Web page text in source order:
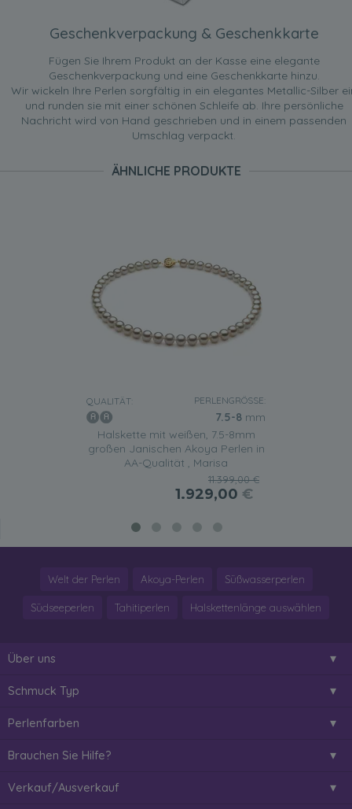
Geschenkverpackung & Geschenkkarte
Fügen Sie Ihrem Produkt an der Kasse eine elegante
Geschenkverpackung und eine Geschenkkarte hinzu.
Wir wickeln Ihre Perlen sorgfältig in ein elegantes Metallic-Silber
und runden sie mit einer schönen Schleife ab. Ihre persönliche
Nachricht wird von Hand geschrieben und in einem passenden
Umschlag verpackt.
ÄHNLICHE PRODUKTE
QUALITÄT: PERLENGRÖSSE:
7.5-8 mm
Halskette mit weißen, 7.5-8mm
großen Janischen Akoya Perlen in
AA-Qualität , Marisa
11.399,00 €
1.929,00 €
Welt der Perlen Akoya-Perlen Süßwasserperlen
Südseeperlen Tahitiperlen Halskettenlänge auswählen
Über uns
Schmuck Typ
Perlenfarben
Brauchen Sie Hilfe?
Verkauf/Ausverkauf